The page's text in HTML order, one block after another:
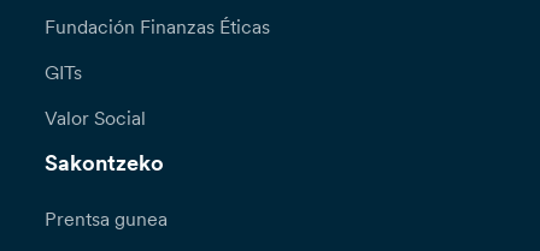
Fundación Finanzas Éticas
GITs
Valor Social
Sakontzeko
Prentsa gunea